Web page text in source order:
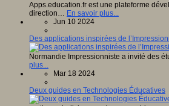
Apps.education.fr est une plateforme
direction… En savoir plus...
Jun 10 2024
Des applications inspirées de
Normandie Impressionniste a invité des
plus...
Mar 18 2024
Deux guides en Technologies Éducatives